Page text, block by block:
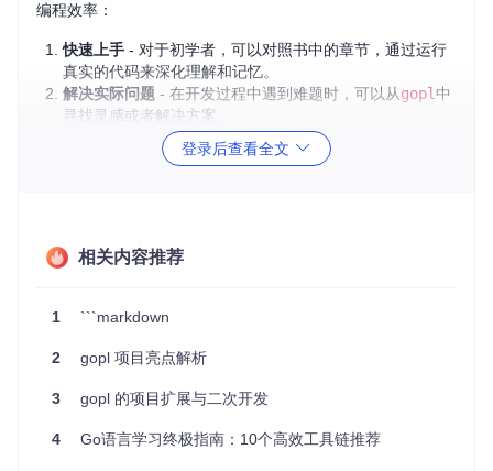
编程效率：
快速上手 - 对于初学者，可以对照书中的章节，通过运行
真实的代码来深化理解和记忆。
解决实际问题 - 在开发过程中遇到难题时，可以从gopl中
寻找灵感或者解决方案。
- 作为团队成员，可以借鉴这里的高质量示例进
行代码审查和标准设定。
项目特点
结合的典范。
享你的改进方案。
用、修改和分享代码。
质量保证 - 使用Travis CI和Codecov持续集成与测试，确
保代码质量。
登录后查看全文
相关内容推荐
1 ```markdown
2 gopl 项目亮点解析
3 gopl 的项目扩展与二次开发
4 Go语言学习终极指南：10个高效工具链推荐